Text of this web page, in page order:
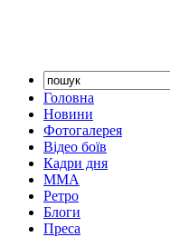
Головна
Новини
Фотогалерея
Відео боїв
Кадри дня
ММА
Ретро
Блоги
Преса